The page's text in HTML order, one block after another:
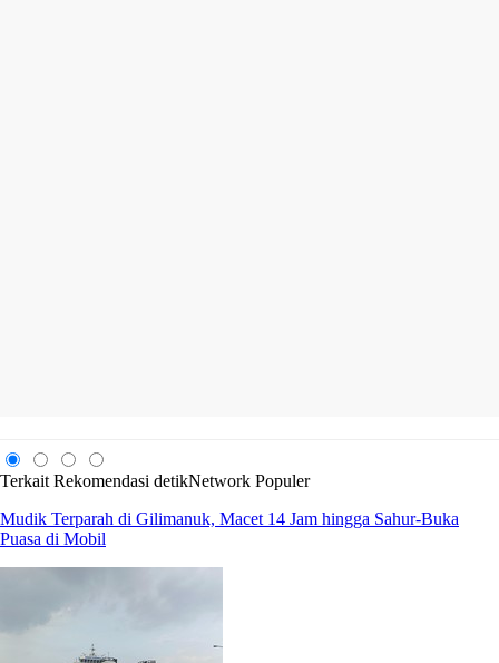
Terkait Rekomendasi detikNetwork Populer
Mudik Terparah di Gilimanuk, Macet 14 Jam hingga Sahur-Buka
Puasa di Mobil